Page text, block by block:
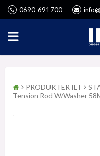
0690-691700
PRODUKTER ILT
Tension Rod W/Washer